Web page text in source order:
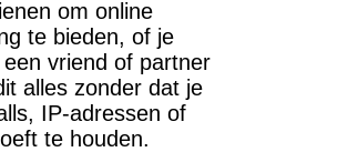
om online
te bieden, of je
vriend of partner
alles zonder dat je
IP-adressen of
te houden.